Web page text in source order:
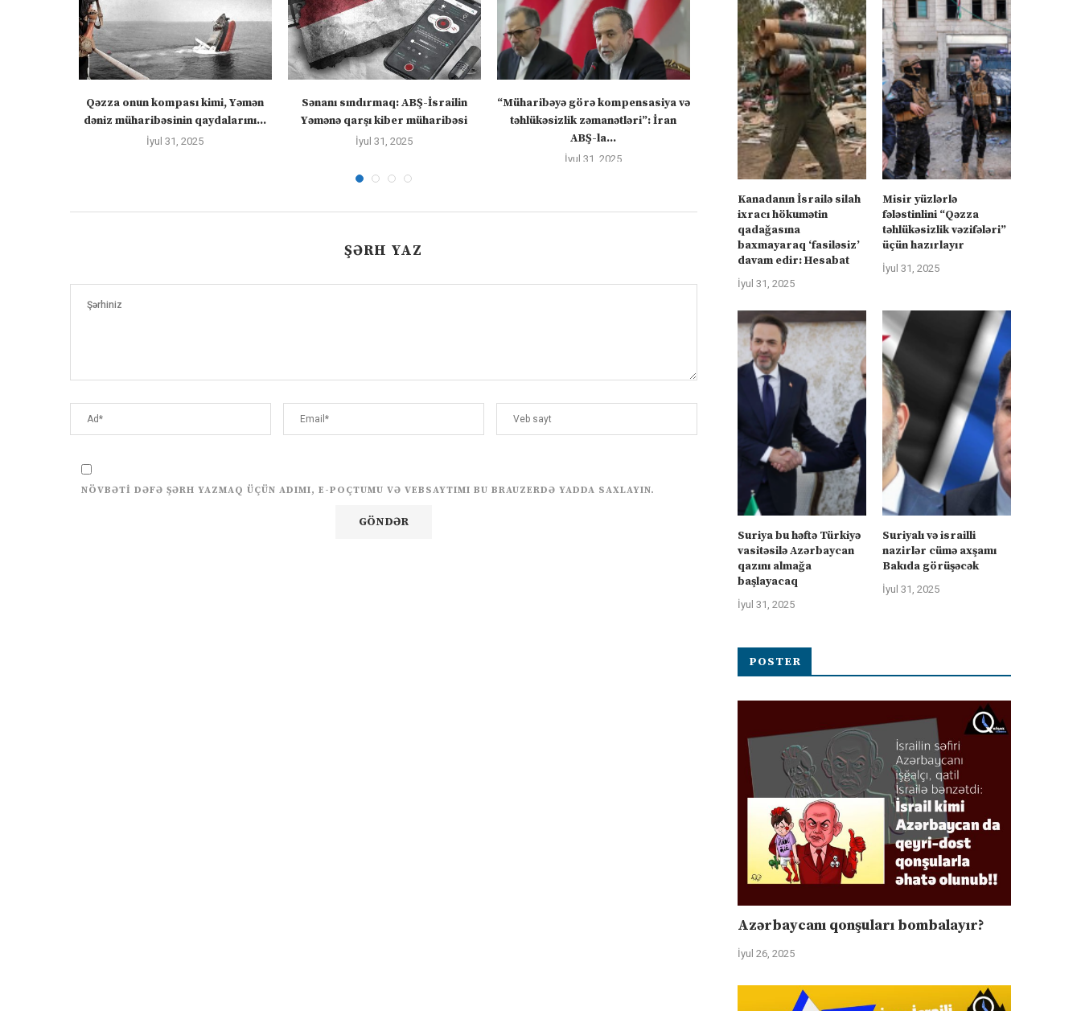
Qəzza onun kompası kimi, Yəmən
dəniz müharibəsinin qaydalarını...
İyul 31, 2025
Sənanı sındırmaq: ABŞ-İsrailin
Yəmənə qarşı kiber müharibəsi
İyul 31, 2025
“Müharibəyə görə kompensasiya və
təhlükəsizlik zəmanətləri”: İran
ABŞ-la...
İyul 31, 2025
İsrail “Gideonun Arabaları”
əməliyyatı zəiflədikcə şimal
Qəzzadan qoşunlarını...
İyul 31, 2025
Kanadanın İsrailə silah
hökumətin qadağasına
‘fasiləsiz’...
İyul 31, 2025
ŞƏRH YAZ
NÖVBƏTI DƏFƏ ŞƏRH YAZMAQ ÜÇÜN ADIMI, E-POÇTUMU VƏ VEBSAYTIMI BU BRAUZERDƏ YADDA SAXLAYIN.
Kanadanın İsrailə silah
ixracı hökumətin
qadağasına
baxmayaraq ‘fasiləsiz’
davam edir: Hesabat
İyul 31, 2025
Misir yüzlərlə
fələstinlini “Qəzza
təhlükəsizlik vəzifələri”
üçün hazırlayır
İyul 31, 2025
Suriya bu həftə Türkiyə
vasitəsilə Azərbaycan
qazını almağa
başlayacaq
İyul 31, 2025
Suriyalı və israilli
nazirlər cümə axşamı
Bakıda görüşəcək
İyul 31, 2025
POSTER
Azərbaycanı qonşuları bombalayır?
İyul 26, 2025